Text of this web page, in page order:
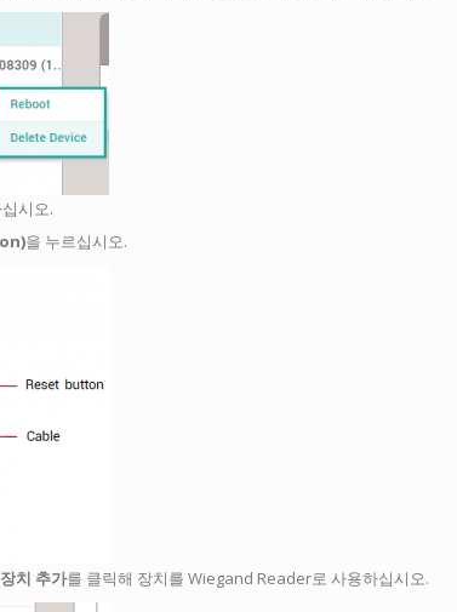
시오.
을 누르십시오.
치 추가를 클릭해 장치를 Wiegand Reader로 사용하십시오.